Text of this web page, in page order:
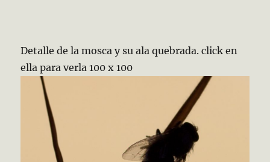
Detalle de la mosca y su ala quebrada. click en
ella para verla 100 x 100